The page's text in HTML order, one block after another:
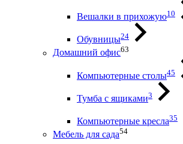
Вешалки в прихожую10
Обувницы24
Домашний офис63
Компьютерные столы45
Тумба с ящиками3
Компьютерные кресла35
Мебель для сада54